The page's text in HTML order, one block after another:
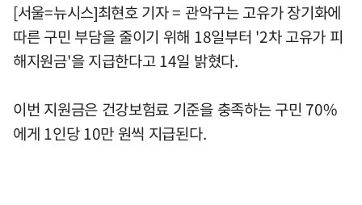
[서울=뉴시스]최현호 기자 = 관악구는 고유가 장기화에
따른 구민 부담을 줄이기 위해 18일부터 '2차 고유가 피
해지원금'을 지급한다고 14일 밝혔다.
이번 지원금은 건강보험료 기준을 충족하는 구민 70%
에게 1인당 10만 원씩 지급된다.